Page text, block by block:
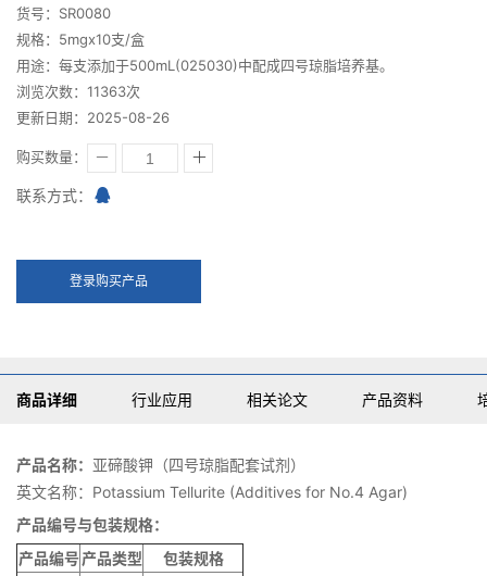
货号：SR0080
规格：5mgx10支/盒
用途：每支添加于500mL(025030)中配成四号琼脂培养基。
浏览次数：11363次
更新日期：2025-08-26
购买数量：
联系方式：
登录购买产品
商品详细 行业应用 相关论文 产品资料
产品名称： 亚碲酸钾（四号琼脂配套试剂）
英文名称：Potassium Tellurite (Additives for No.4 Agar)
产品编号与包装规格：
产品编号 产品类型
包装规格